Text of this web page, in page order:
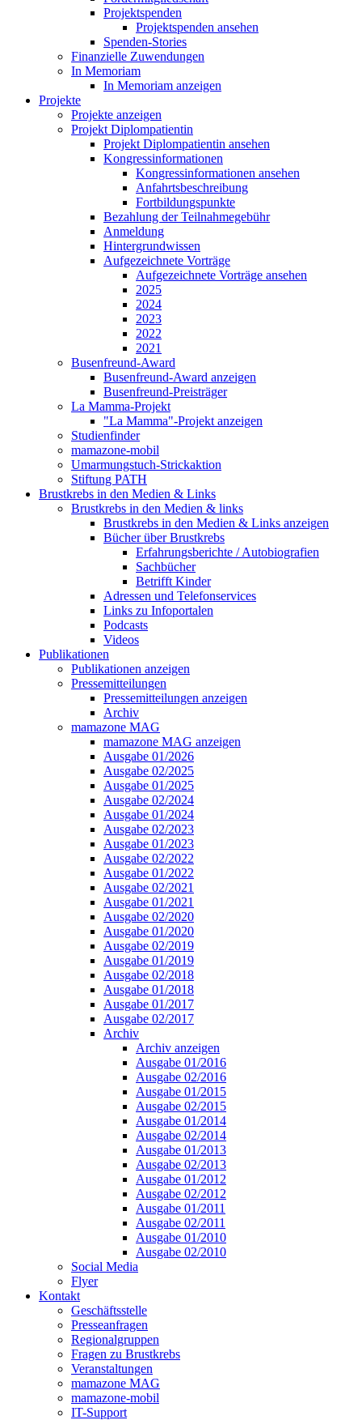
Projektspenden
Projektspenden ansehen
Spenden-Stories
Finanzielle Zuwendungen
In Memoriam
In Memoriam anzeigen
Projekte
Projekte anzeigen
Projekt Diplompatientin
Projekt Diplompatientin ansehen
Kongressinformationen
Kongressinformationen ansehen
Anfahrtsbeschreibung
Fortbildungspunkte
Bezahlung der Teilnahmegebühr
Anmeldung
Hintergrundwissen
Aufgezeichnete Vorträge
Aufgezeichnete Vorträge ansehen
2025
2024
2023
2022
2021
Busenfreund-Award
Busenfreund-Award anzeigen
Busenfreund-Preisträger
La Mamma-Projekt
"La Mamma"-Projekt anzeigen
Studienfinder
mamazone-mobil
Umarmungstuch-Strickaktion
Stiftung PATH
Brustkrebs in den Medien & Links
Brustkrebs in den Medien & links
Brustkrebs in den Medien & Links anzeigen
Bücher über Brustkrebs
Erfahrungsberichte / Autobiografien
Sachbücher
Betrifft Kinder
Adressen und Telefonservices
Links zu Infoportalen
Podcasts
Videos
Publikationen
Publikationen anzeigen
Pressemitteilungen
Pressemitteilungen anzeigen
Archiv
mamazone MAG
mamazone MAG anzeigen
Ausgabe 01/2026
Ausgabe 02/2025
Ausgabe 01/2025
Ausgabe 02/2024
Ausgabe 01/2024
Ausgabe 02/2023
Ausgabe 01/2023
Ausgabe 02/2022
Ausgabe 01/2022
Ausgabe 02/2021
Ausgabe 01/2021
Ausgabe 02/2020
Ausgabe 01/2020
Ausgabe 02/2019
Ausgabe 01/2019
Ausgabe 02/2018
Ausgabe 01/2018
Ausgabe 01/2017
Ausgabe 02/2017
Archiv
Archiv anzeigen
Ausgabe 01/2016
Ausgabe 02/2016
Ausgabe 01/2015
Ausgabe 02/2015
Ausgabe 01/2014
Ausgabe 02/2014
Ausgabe 01/2013
Ausgabe 02/2013
Ausgabe 01/2012
Ausgabe 02/2012
Ausgabe 01/2011
Ausgabe 02/2011
Ausgabe 01/2010
Ausgabe 02/2010
Social Media
Flyer
Kontakt
Geschäftsstelle
Presseanfragen
Regionalgruppen
Fragen zu Brustkrebs
Veranstaltungen
mamazone MAG
mamazone-mobil
IT-Support